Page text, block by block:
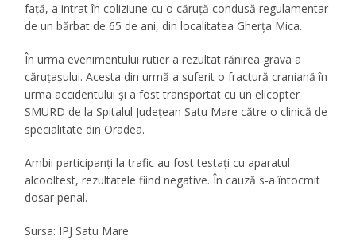
față, a intrat în coliziune cu o căruță condusă regulamentar
de un bărbat de 65 de ani, din localitatea Gherța Mica.
În urma evenimentului rutier a rezultat rănirea grava a
căruțașului. Acesta din urmă a suferit o fractură craniană în
urma accidentului și a fost transportat cu un elicopter
SMURD de la Spitalul Județean Satu Mare către o clinică de
specialitate din Oradea.
Ambii participanți la trafic au fost testați cu aparatul
alcooltest, rezultatele fiind negative. În cauză s-a întocmit
dosar penal.
Sursa: IPJ Satu Mare